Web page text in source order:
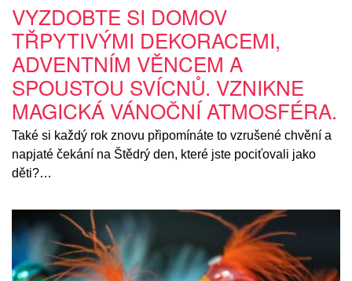
VYZDOBTE SI DOMOV
TŘPYTIVÝMI DEKORACEMI,
ADVENTNÍM VĚNCEM A
SPOUSTOU SVÍCNŮ. VZNIKNE
MAGICKÁ VÁNOČNÍ ATMOSFÉRA.
Také si každý rok znovu připomínáte to vzrušené chvění a
napjaté čekání na Štědrý den, které jste pociťovali jako
děti?…